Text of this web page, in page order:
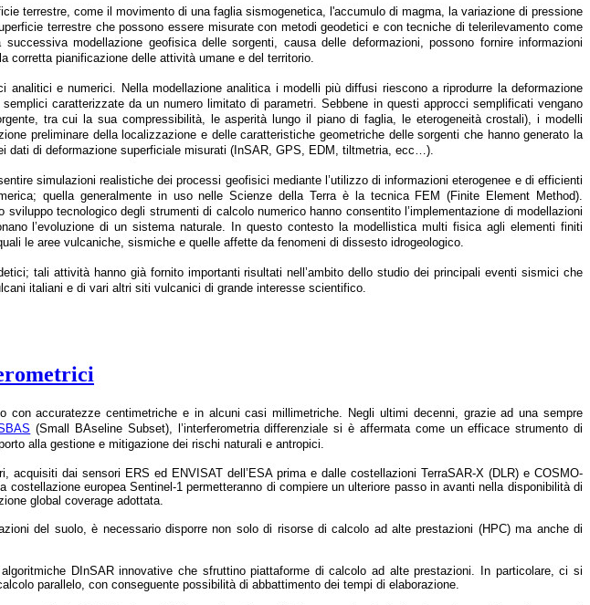
terrestre, come il movimento di una faglia sismogenetica, l'accumulo di magma, la variazione di pressione
terrestre che possono essere misurate con metodi geodetici e con tecniche di telerilevamento come
modellazione geofisica delle sorgenti, causa delle deformazioni, possono fornire informazioni
pianificazione delle attività umane e del territorio.
analitici e numerici. Nella modellazione analitica i modelli più diffusi riescono a riprodurre la deformazione
caratterizzate da un numero limitato di parametri. Sebbene in questi approcci semplificati vengano
tra cui la sua compressibilità, le asperità lungo il piano di faglia, le eterogeneità crostali), i modelli
preliminare della localizzazione e delle caratteristiche geometriche delle sorgenti che hanno generato la
dati di deformazione superficiale misurati (InSAR, GPS, EDM, tiltmetria, ecc…).
simulazioni realistiche dei processi geofisici mediante l’utilizzo di informazioni eterogenee e di efficienti
quella generalmente in uso nelle Scienze della Terra è la tecnica FEM (Finite Element Method).
tecnologico degli strumenti di calcolo numerico hanno consentito l’implementazione di modellazioni
l’evoluzione di un sistema naturale. In questo contesto la modellistica multi fisica agli elementi finiti
le aree vulcaniche, sismiche e quelle affette da fenomeni di dissesto idrogeologico.
tali attività hanno già fornito importanti risultati nell’ambito dello studio dei principali eventi sismici che
italiani e di vari altri siti vulcanici di grande interesse scientifico.
accuratezze centimetriche e in alcuni casi millimetriche. Negli ultimi decenni, grazie ad una sempre
(Small BAseline Subset), l’interferometria differenziale si è affermata come un efficace strumento di
alla gestione e mitigazione dei rischi naturali e antropici.
dai sensori ERS ed ENVISAT dell’ESA prima e dalle costellazioni TerraSAR-X (DLR) e COSMO-
europea Sentinel-1 permetteranno di compiere un ulteriore passo in avanti nella disponibilità di
global coverage adottata.
del suolo, è necessario disporre non solo di risorse di calcolo ad alte prestazioni (HPC) ma anche di
DInSAR innovative che sfruttino piattaforme di calcolo ad alte prestazioni. In particolare, ci si
parallelo, con conseguente possibilità di abbattimento dei tempi di elaborazione.